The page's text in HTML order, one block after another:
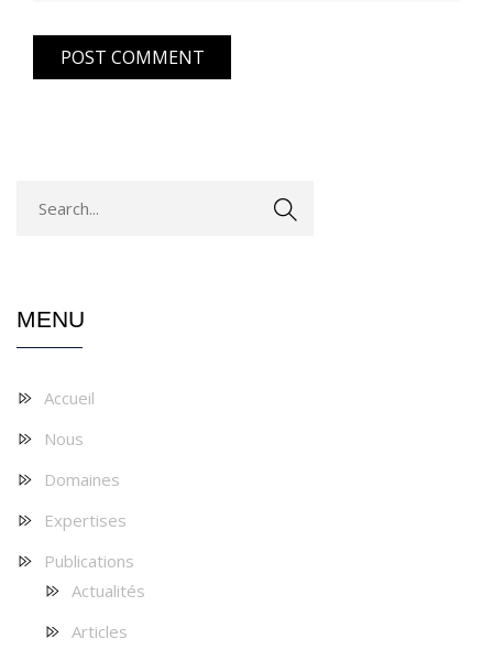
MENU
Accueil
Nous
Domaines
Expertises
Publications
Actualités
Articles